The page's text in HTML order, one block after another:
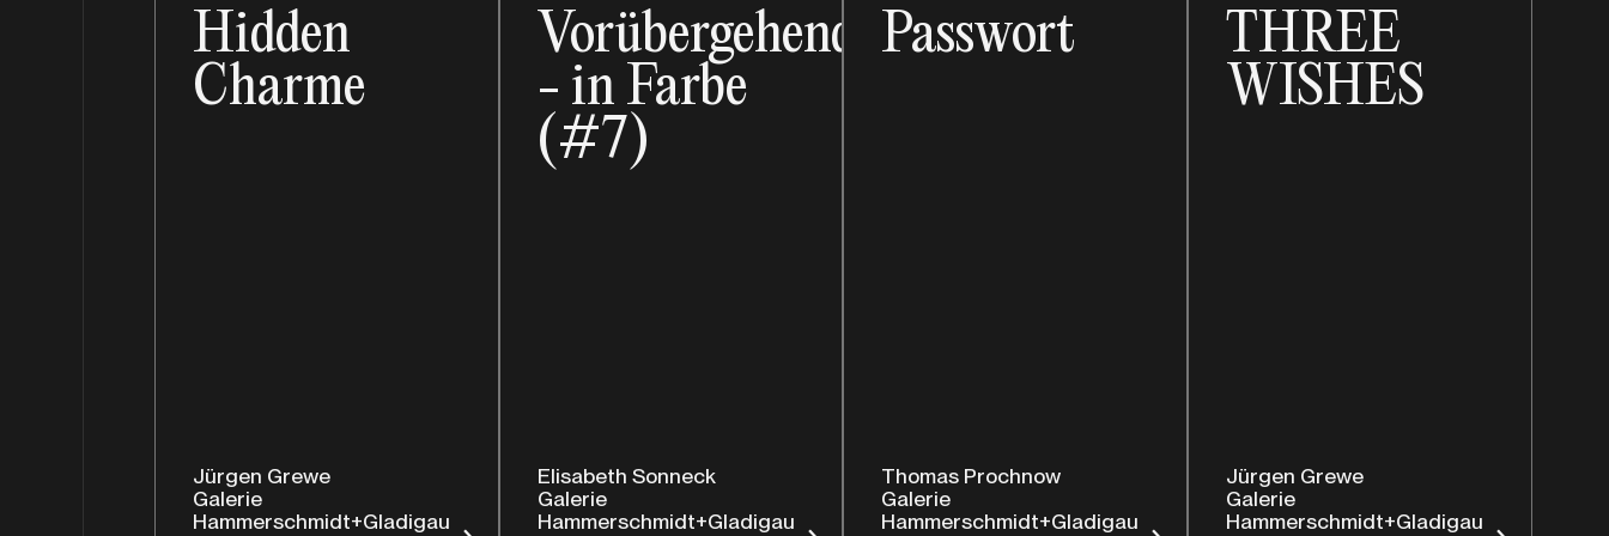
Hidden
Charme
Jürgen Grewe
Galerie
Hammerschmidt+Gladigau
Vorübergehend
- in Farbe
(#7)
Elisabeth Sonneck
Galerie
Hammerschmidt+Gladigau
Passwort
Thomas Prochnow
Galerie
Hammerschmidt+Gladigau
THREE
WISHES
Jürgen Grewe
Galerie
Hammerschmidt+Gladigau